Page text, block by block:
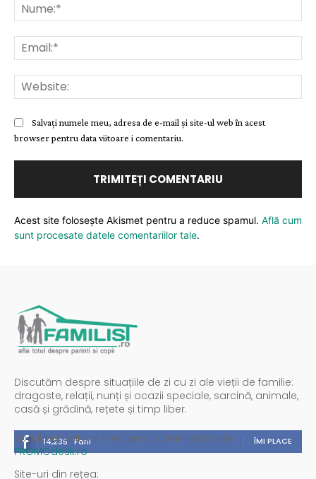
Salvați numele meu, adresa de e-mail și site-ul web în acest
browser pentru data viitoare i comentariu.
Acest site folosește Akismet pentru a reduce spamul. Află cum
sunt procesate datele comentariilor tale.
Discutăm despre situațiile de zi cu zi ale vieții de familie:
dragoste, relații, nunți și ocazii speciale, sarcină, animale,
casă și grădină, rețete și timp liber.
14,235 Fani ÎMI PLACE
Spații publicitare / reclamă administrată de
PROMOdesk.ro
Site-uri din rețea: